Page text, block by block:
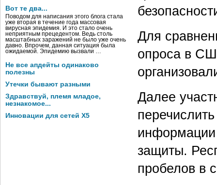
Вот те два...
Поводом для написания этого блога стала
уже вторая в течение года массовая
вирусная эпидемия. И это стало очень
неприятным прецедентом. Ведь столь
масштабных заражений не было уже очень
давно. Впрочем, данная ситуация была
ожидаемой. Эпидемию вызвали …
Не все апдейты одинаково
полезны
Утечки бывают разными
Здравствуй, племя младое,
незнакомое...
Инновации для сетей X5
Для
опроса в
Далее
информации
защиты.
пробелов в